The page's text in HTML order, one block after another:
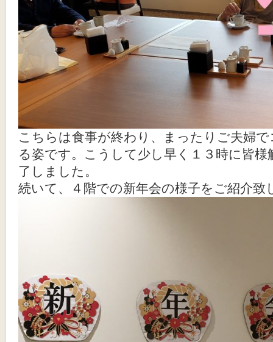
こちらは食事が終わり、まったりご夫婦
る姿です。こうして少し早く１３時に皆様
了しました。
続いて、４階での新年会の様子をご紹介致